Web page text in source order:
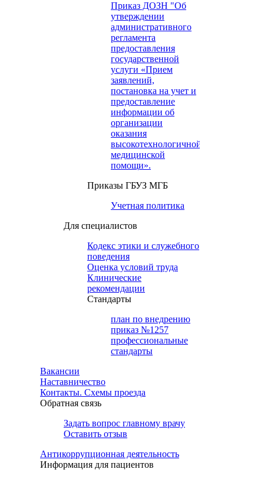
Приказ ДОЗН "Об
утверждении
административного
регламента
предоставления
государственной
услуги «Прием
заявлений,
постановка на учет и
предоставление
информации об
организации
оказания
высокотехнологичной
медицинской
помощи».
Приказы ГБУЗ МГБ
Учетная политика
Для специалистов
Кодекс этики и служебного
поведения
Оценка условий труда
Клинические
рекомендации
Cтандарты
план по внедрению
приказ №1257
профессиональные
стандарты
Вакансии
Наставничество
Контакты. Схемы проезда
Обратная связь
Задать вопрос главному врачу
Оставить отзыв
Антикоррупционная деятельность
Информация для пациентов